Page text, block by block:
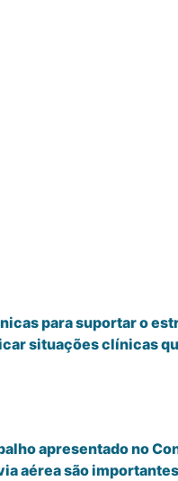
para suportar o
situações clínicas
apresentado no
aérea são